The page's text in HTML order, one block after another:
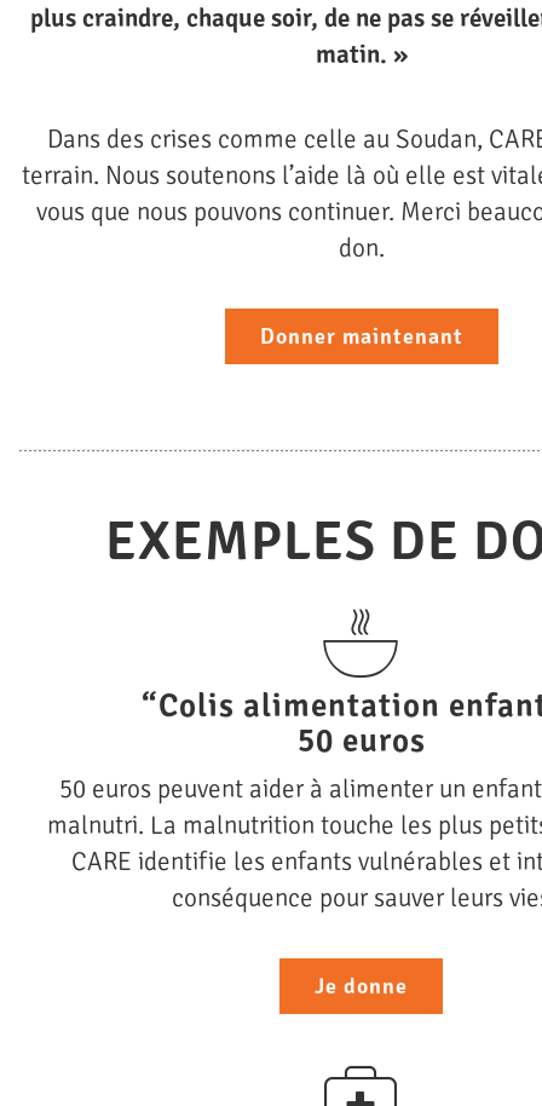
plus craindre, chaque soir, de ne pas se
matin. »
Dans des crises comme celle au Soudan,
terrain. Nous soutenons l’aide là où elle est
vous que nous pouvons continuer. Merci
don.
Donner maintenant
EXEMPLES DE
“Colis alimentation
50 euros
50 euros peuvent aider à alimenter un
malnutri. La malnutrition touche les plus
CARE identifie les enfants vulnérables et
conséquence pour sauver leurs
Je donne